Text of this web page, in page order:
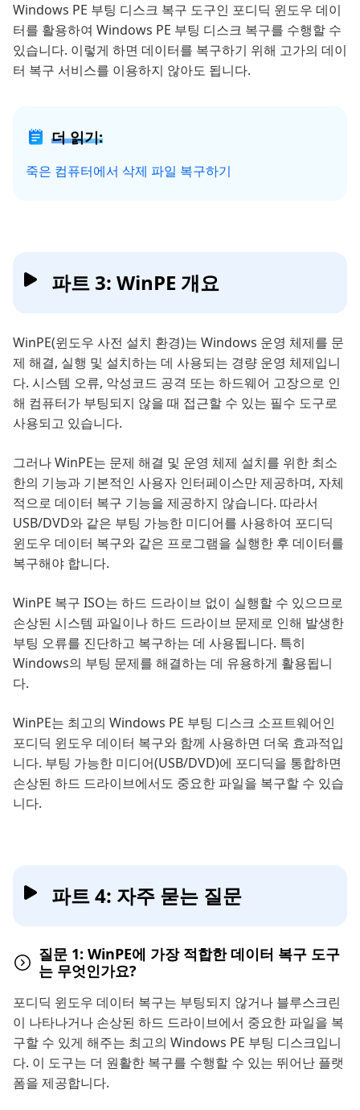
Windows PE 부팅 디스크 복구 도구인 포디딕 윈도우 데이
터를 활용하여 Windows PE 부팅 디스크 복구를 수행할 수
있습니다. 이렇게 하면 데이터를 복구하기 위해 고가의 데이
터 복구 서비스를 이용하지 않아도 됩니다.
더 읽기:
죽은 컴퓨터에서 삭제 파일 복구하기
파트 3: WinPE 개요
WinPE(윈도우 사전 설치 환경)는 Windows 운영 체제를 문
제 해결, 실행 및 설치하는 데 사용되는 경량 운영 체제입니
다. 시스템 오류, 악성코드 공격 또는 하드웨어 고장으로 인
해 컴퓨터가 부팅되지 않을 때 접근할 수 있는 필수 도구로
사용되고 있습니다.
그러나 WinPE는 문제 해결 및 운영 체제 설치를 위한 최소
한의 기능과 기본적인 사용자 인터페이스만 제공하며, 자체
적으로 데이터 복구 기능을 제공하지 않습니다. 따라서
USB/DVD와 같은 부팅 가능한 미디어를 사용하여 포디딕
윈도우 데이터 복구와 같은 프로그램을 실행한 후 데이터를
복구해야 합니다.
WinPE 복구 ISO는 하드 드라이브 없이 실행할 수 있으므로
손상된 시스템 파일이나 하드 드라이브 문제로 인해 발생한
부팅 오류를 진단하고 복구하는 데 사용됩니다. 특히
Windows의 부팅 문제를 해결하는 데 유용하게 활용됩니
다.
WinPE는 최고의 Windows PE 부팅 디스크 소프트웨어인
포디딕 윈도우 데이터 복구와 함께 사용하면 더욱 효과적입
니다. 부팅 가능한 미디어(USB/DVD)에 포디딕을 통합하면
손상된 하드 드라이브에서도 중요한 파일을 복구할 수 있습
니다.
파트 4: 자주 묻는 질문
질문 1: WinPE에 가장 적합한 데이터 복구 도구
는 무엇인가요?
포디딕 윈도우 데이터 복구는 부팅되지 않거나 블루스크린
이 나타나거나 손상된 하드 드라이브에서 중요한 파일을 복
구할 수 있게 해주는 최고의 Windows PE 부팅 디스크입니
다. 이 도구는 더 원활한 복구를 수행할 수 있는 뛰어난 플랫
폼을 제공합니다.